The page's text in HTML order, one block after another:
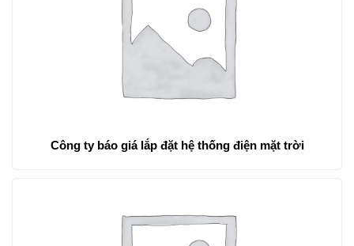
Công ty báo giá lắp đặt hệ thống điện mặt trời